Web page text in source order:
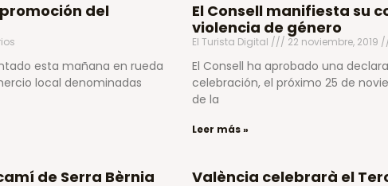
del
esta mañana en rueda
local denominadas
El Consell manifiesta su
violencia de género
El Turista Digital 22 noviembre, 2019
El Consell ha aprobado una
celebración, el próximo 25 de
de la
Leer más »
de Serra Bèrnia
València celebrarà el